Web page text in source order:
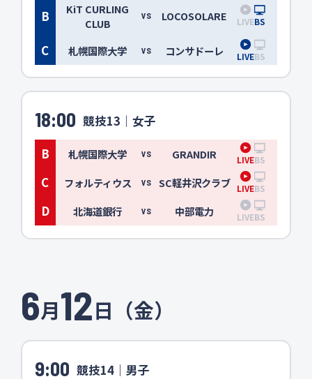
B
KiT CURLING
CLUB
VS LOCOSOLARE LIVEBS
C 札幌国際大学 VS コンサドーレ LIVEBS
18:00 競技13｜女子
B
札幌国際大学 VS GRANDIR LIVEBS
C フォルティウス VS SC軽井沢クラブ LIVEBS
D 北海道銀行 VS 中部電力 LIVEBS
6月12日（金）
9:00 競技14｜男子